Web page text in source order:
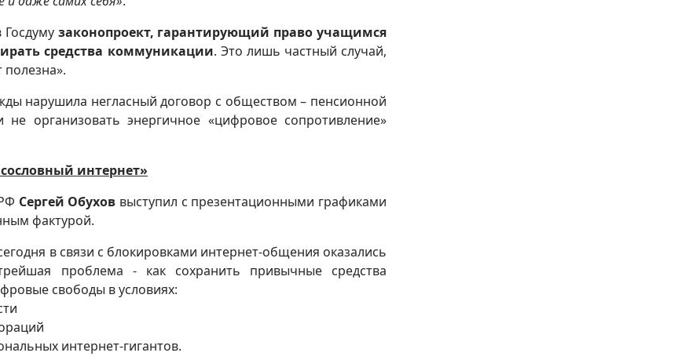
законопроект, гарантирующий право учащимся
средства коммуникации. Это лишь частный случай,
нарушила негласный договор с обществом – пенсионной
организовать энергичное «цифровое сопротивление»
интернет»
Сергей Обухов выступил с презентационными графиками
фактурой.
в связи с блокировками интернет-общения оказались
проблема - как сохранить привычные средства
свободы в условиях:
интернет-гигантов.